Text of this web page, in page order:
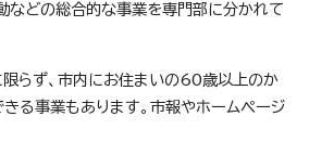
などの総合的な事業を専門部に分かれて
らず、市内にお住まいの60歳以上のか
る事業もあります。市報やホームページ